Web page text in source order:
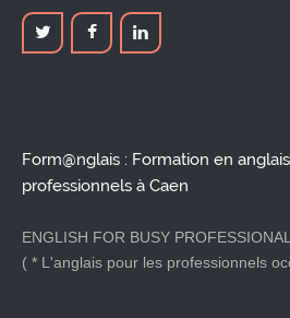
Form@nglais : Formation en
professionnels à Caen
ENGLISH FOR BUSY
( * L'anglais pour les professionnels